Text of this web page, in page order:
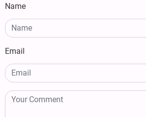
Name
Email